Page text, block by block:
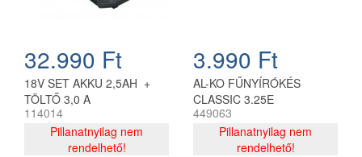
32.990 Ft
18V SET AKKU 2,5AH +
TÖLTŐ 3,0 A
114014
Pillanatnyilag nem
rendelhető!
3.990 Ft
AL-KO FŰNYÍRÓKÉS
CLASSIC 3.25E
449063
Pillanatnyilag nem
rendelhető!